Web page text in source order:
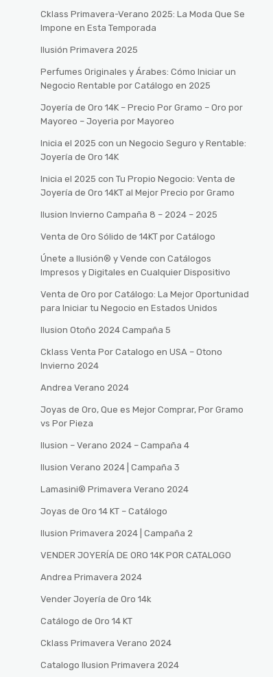
Cklass Primavera-Verano 2025: La Moda Que Se
Impone en Esta Temporada
Ilusión Primavera 2025
Perfumes Originales y Árabes: Cómo Iniciar un
Negocio Rentable por Catálogo en 2025
Joyería de Oro 14K – Precio Por Gramo – Oro por
Mayoreo – Joyeria por Mayoreo
Inicia el 2025 con un Negocio Seguro y Rentable:
Joyería de Oro 14K
Inicia el 2025 con Tu Propio Negocio: Venta de
Joyería de Oro 14KT al Mejor Precio por Gramo
Ilusion Invierno Campaña 8 – 2024 – 2025
Venta de Oro Sólido de 14KT por Catálogo
Únete a Ilusión® y Vende con Catálogos
Impresos y Digitales en Cualquier Dispositivo
Venta de Oro por Catálogo: La Mejor Oportunidad
para Iniciar tu Negocio en Estados Unidos
Ilusion Otoño 2024 Campaña 5
Cklass Venta Por Catalogo en USA – Otono
Invierno 2024
Andrea Verano 2024
Joyas de Oro, Que es Mejor Comprar, Por Gramo
vs Por Pieza
Ilusion – Verano 2024 – Campaña 4
Ilusion Verano 2024 | Campaña 3
Lamasini®️ Primavera Verano 2024
Joyas de Oro 14 KT – Catálogo
Ilusion Primavera 2024 | Campaña 2
VENDER JOYERÍA DE ORO 14K POR CATALOGO
Andrea Primavera 2024
Vender Joyería de Oro 14k
Catálogo de Oro 14 KT
Cklass Primavera Verano 2024
Catalogo Ilusion Primavera 2024